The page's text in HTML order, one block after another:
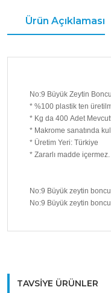
Ürün Açıklaması
No:9 Büyük Zeytin
* %100 plastik ten
* Kg da 400 Adet
* Makrome sanatında
* Üretim Yeri: Türkiye
* Zararlı madde
No:9 Büyük zeytin
No:9 Büyük zeytin
TAVSİYE ÜRÜNLER